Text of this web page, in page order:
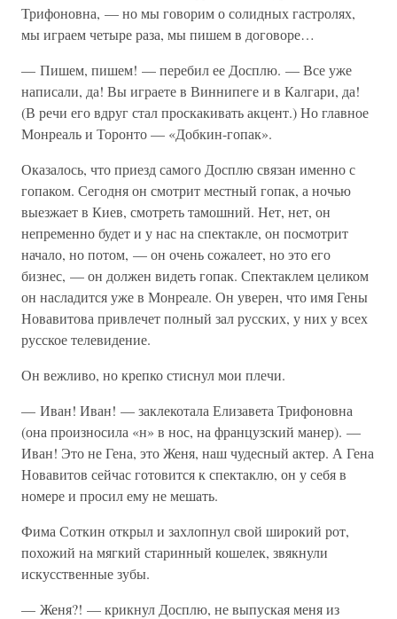
Трифоновна, — но мы говорим о солидных гастролях,
мы играем четыре раза, мы пишем в договоре…
— Пишем, пишем! — перебил ее Досплю. — Все уже
написали, да! Вы играете в Виннипеге и в Калгари, да!
(В речи его вдруг стал проскакивать акцент.) Но главное
Монреаль и Торонто — «Добкин-гопак».
Оказалось, что приезд самого Досплю связан именно с
гопаком. Сегодня он смотрит местный гопак, а ночью
выезжает в Киев, смотреть тамошний. Нет, нет, он
непременно будет и у нас на спектакле, он посмотрит
начало, но потом, — он очень сожалеет, но это его
бизнес, — он должен видеть гопак. Спектаклем целиком
он насладится уже в Монреале. Он уверен, что имя Гены
Новавитова привлечет полный зал русских, у них у всех
русское телевидение.
Он вежливо, но крепко стиснул мои плечи.
— Иван! Иван! — заклекотала Елизавета Трифоновна
(она произносила «н» в нос, на французский манер). —
Иван! Это не Гена, это Женя, наш чудесный актер. А Гена
Новавитов сейчас готовится к спектаклю, он у себя в
номере и просил ему не мешать.
Фима Соткин открыл и захлопнул свой широкий рот,
похожий на мягкий старинный кошелек, звякнули
искусственные зубы.
— Женя?! — крикнул Досплю, не выпуская меня из